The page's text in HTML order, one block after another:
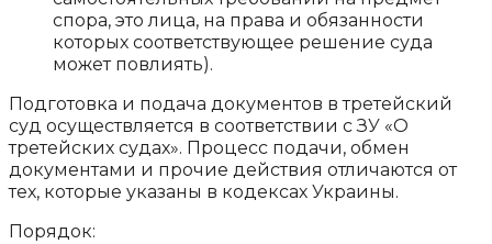
спора, это лица, на права и обязанности
которых соответствующее решение суда
может повлиять).
Подготовка и подача документов в третейский
суд осуществляется в соответствии с ЗУ «О
третейских судах». Процесс подачи, обмен
документами и прочие действия отличаются от
тех, которые указаны в кодексах Украины.
Порядок: